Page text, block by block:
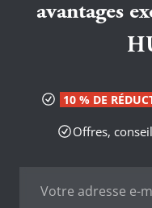
avantages
10 % DE
Offres,